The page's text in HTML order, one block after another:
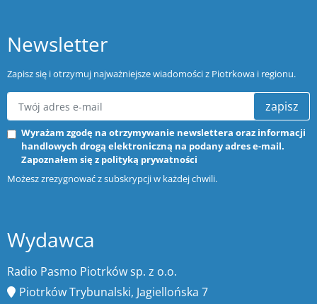
Newsletter
Zapisz się i otrzymuj najważniejsze wiadomości z Piotrkowa i regionu.
zapisz
Wyrażam zgodę na otrzymywanie newslettera oraz informacji
handlowych drogą elektroniczną na podany adres e-mail.
Zapoznałem się z polityką prywatności
Możesz zrezygnować z subskrypcji w każdej chwili.
Wydawca
Radio Pasmo Piotrków sp. z o.o.
Piotrków Trybunalski, Jagiellońska 7